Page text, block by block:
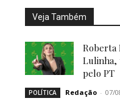
Veja Também
Roberta
Lulinha,
pelo PT
POLÍTICA Redação - 07/